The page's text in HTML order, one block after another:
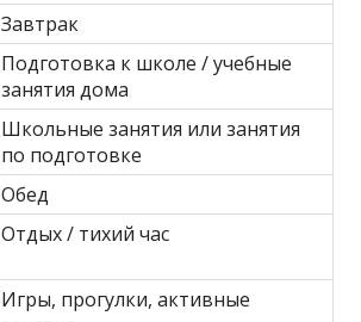
Завтрак
Подготовка к школе / учебные
занятия дома
Школьные занятия или занятия
по подготовке
Обед
Отдых / тихий час
Игры, прогулки, активные